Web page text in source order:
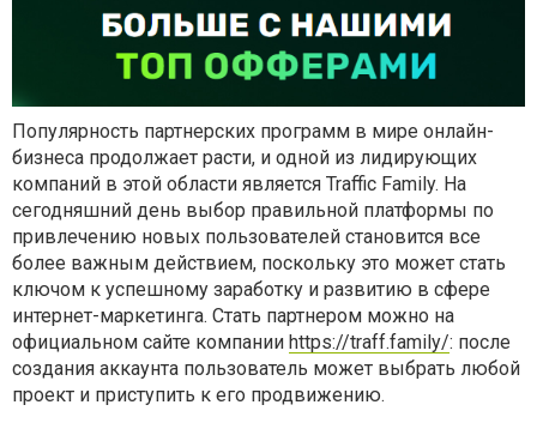
Популярность партнерских программ в мире онлайн-
бизнеса продолжает расти, и одной из лидирующих
компаний в этой области является Traffic Family. На
сегодняшний день выбор правильной платформы по
привлечению новых пользователей становится все
более важным действием, поскольку это может стать
ключом к успешному заработку и развитию в сфере
интернет-маркетинга. Стать партнером можно на
официальном сайте компании https://traff.family/: после
создания аккаунта пользователь может выбрать любой
проект и приступить к его продвижению.